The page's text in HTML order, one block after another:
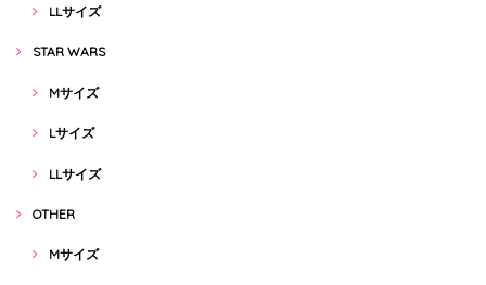
LLサイズ
STAR WARS
Mサイズ
Lサイズ
LLサイズ
OTHER
Mサイズ